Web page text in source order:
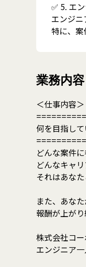
✅ 5. エ
エンジ
特に、
業務内容
＜仕事内容＞
何を目指し
どんな案件
どんなキャ
それはあな
また、あな
報酬が上が
株式会社コ
エンジニア